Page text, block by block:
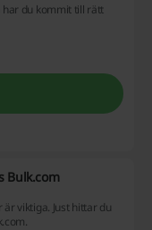
du kommit till rätt
Bulk.com
viktiga. Just hittar du